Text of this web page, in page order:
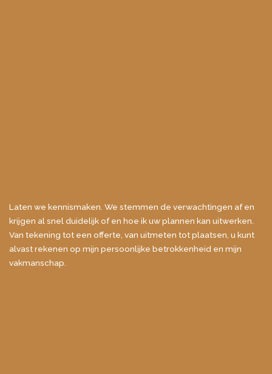
Laten we kennismaken. We stemmen de verwachtingen af en
krijgen al snel duidelijk of en hoe ik uw plannen kan uitwerken.
Van tekening tot een offerte, van uitmeten tot plaatsen, u kunt
alvast rekenen op mijn persoonlijke betrokkenheid en mijn
vakmanschap.